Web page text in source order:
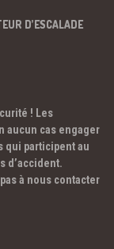
D’ESCALADE
! Les
aucun cas engager
qui participent au
d’accident.
à nous contacter